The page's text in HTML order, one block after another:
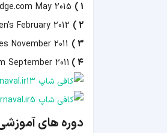
1 )
May 2015
2 )
February 2012'
3 )
November 2011
4 )
September 2011
دوره های